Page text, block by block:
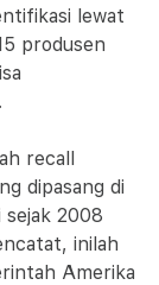
lewat
produsen
recall
dipasang di
sejak 2008
inilah
Amerika